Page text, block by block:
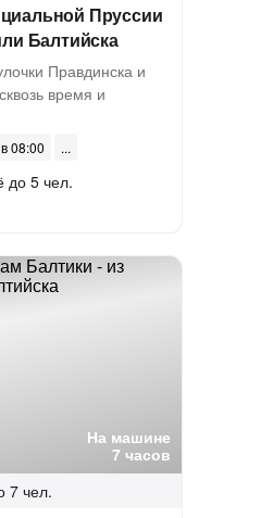
Пруссии
Балтийска
Правдинска и
время и
08:00
до 5 чел.
На машине
7 часов
7 чел.